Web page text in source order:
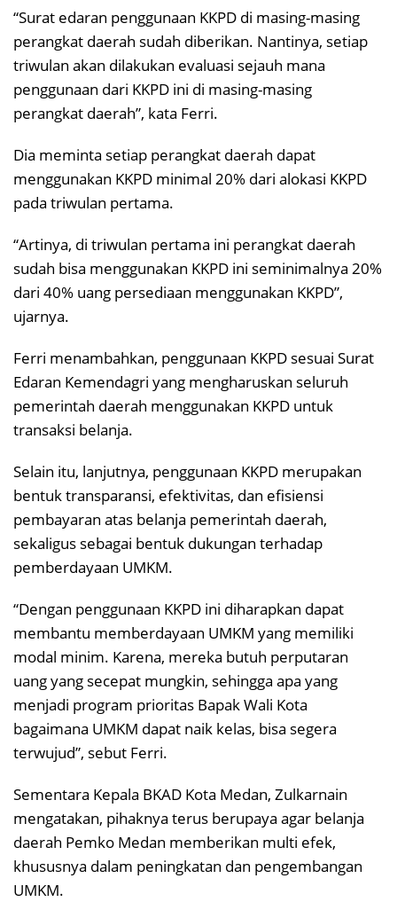
“Surat edaran penggunaan KKPD di masing-masing
perangkat daerah sudah diberikan. Nantinya, setiap
triwulan akan dilakukan evaluasi sejauh mana
penggunaan dari KKPD ini di masing-masing
perangkat daerah”, kata Ferri.
Dia meminta setiap perangkat daerah dapat
menggunakan KKPD minimal 20% dari alokasi KKPD
pada triwulan pertama.
“Artinya, di triwulan pertama ini perangkat daerah
sudah bisa menggunakan KKPD ini seminimalnya 20%
dari 40% uang persediaan menggunakan KKPD”,
ujarnya.
Ferri menambahkan, penggunaan KKPD sesuai Surat
Edaran Kemendagri yang mengharuskan seluruh
pemerintah daerah menggunakan KKPD untuk
transaksi belanja.
Selain itu, lanjutnya, penggunaan KKPD merupakan
bentuk transparansi, efektivitas, dan efisiensi
pembayaran atas belanja pemerintah daerah,
sekaligus sebagai bentuk dukungan terhadap
pemberdayaan UMKM.
“Dengan penggunaan KKPD ini diharapkan dapat
membantu memberdayaan UMKM yang memiliki
modal minim. Karena, mereka butuh perputaran
uang yang secepat mungkin, sehingga apa yang
menjadi program prioritas Bapak Wali Kota
bagaimana UMKM dapat naik kelas, bisa segera
terwujud”, sebut Ferri.
Sementara Kepala BKAD Kota Medan, Zulkarnain
mengatakan, pihaknya terus berupaya agar belanja
daerah Pemko Medan memberikan multi efek,
khususnya dalam peningkatan dan pengembangan
UMKM.